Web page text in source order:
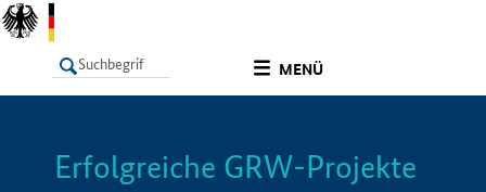
MENÜ
LISTE Info
Erfolgreiche GRW-Projekte